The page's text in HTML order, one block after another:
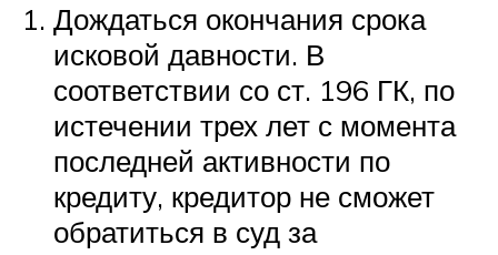
Дождаться окончания срока
исковой давности. В
соответствии со ст. 196 ГК, по
истечении трех лет с момента
последней активности по
кредиту, кредитор не сможет
обратиться в суд за